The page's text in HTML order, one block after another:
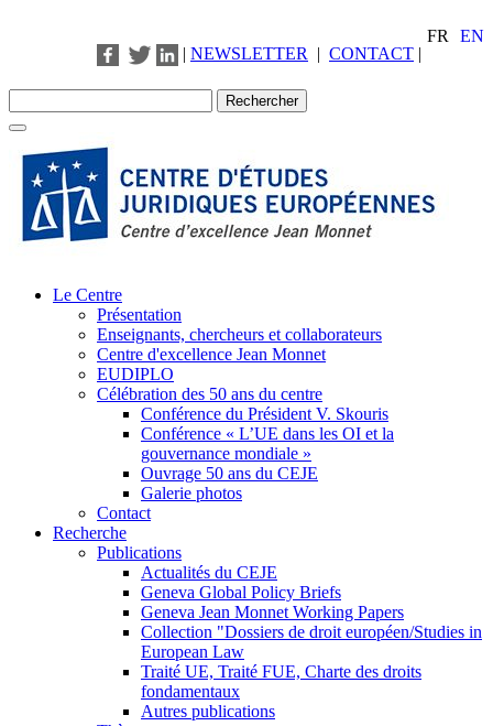
FR
EN
| NEWSLETTER | CONTACT |
Le Centre
Présentation
Enseignants, chercheurs et collaborateurs
Centre d'excellence Jean Monnet
EUDIPLO
Célébration des 50 ans du centre
Conférence du Président V. Skouris
Conférence « L’UE dans les OI et la
gouvernance mondiale »
Ouvrage 50 ans du CEJE
Galerie photos
Contact
Recherche
Publications
Actualités du CEJE
Geneva Global Policy Briefs
Geneva Jean Monnet Working Papers
Collection "Dossiers de droit européen/Studies in
European Law
Traité UE, Traité FUE, Charte des droits
fondamentaux
Autres publications